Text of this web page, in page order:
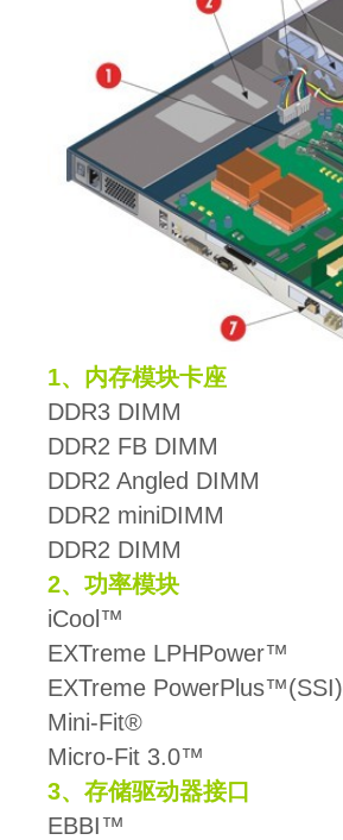
1、内存模块卡座
DDR3 DIMM
DDR2 FB DIMM
DDR2 Angled DIMM
DDR2 miniDIMM
DDR2 DIMM
2、功率模块
iCool™
EXTreme LPHPower™
EXTreme PowerPlus™(SSI)
Mini-Fit®
Micro-Fit 3.0™
3、存储驱动器接口
EBBI™